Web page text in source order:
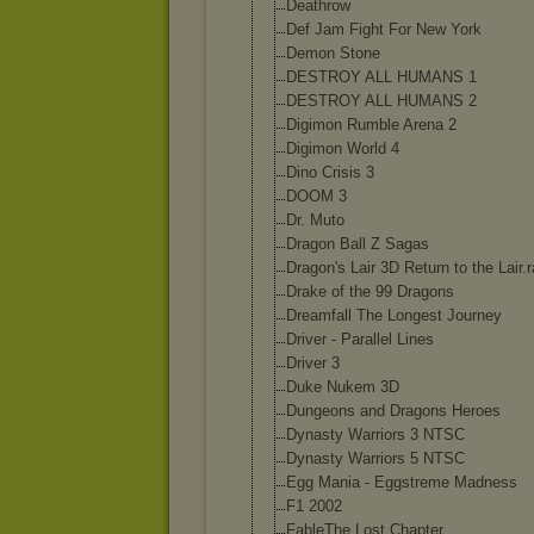
Deathrow
Def Jam Fight For New York
Demon Stone
DESTROY ALL HUMANS 1
DESTROY ALL HUMANS 2
Digimon Rumble Arena 2
Digimon World 4
Dino Crisis 3
DOOM 3
Dr. Muto
Dragon Ball Z Sagas
Dragon's Lair 3D Return to the
Drake of the 99 Dragons
Dreamfall The Longest Journey
Driver - Parallel Lines
Driver 3
Duke Nukem 3D
Dungeons and Dragons Heroes
Dynasty Warriors 3 NTSC
Dynasty Warriors 5 NTSC
Egg Mania - Eggstreme Madness
F1 2002
FableThe Lost Chapter